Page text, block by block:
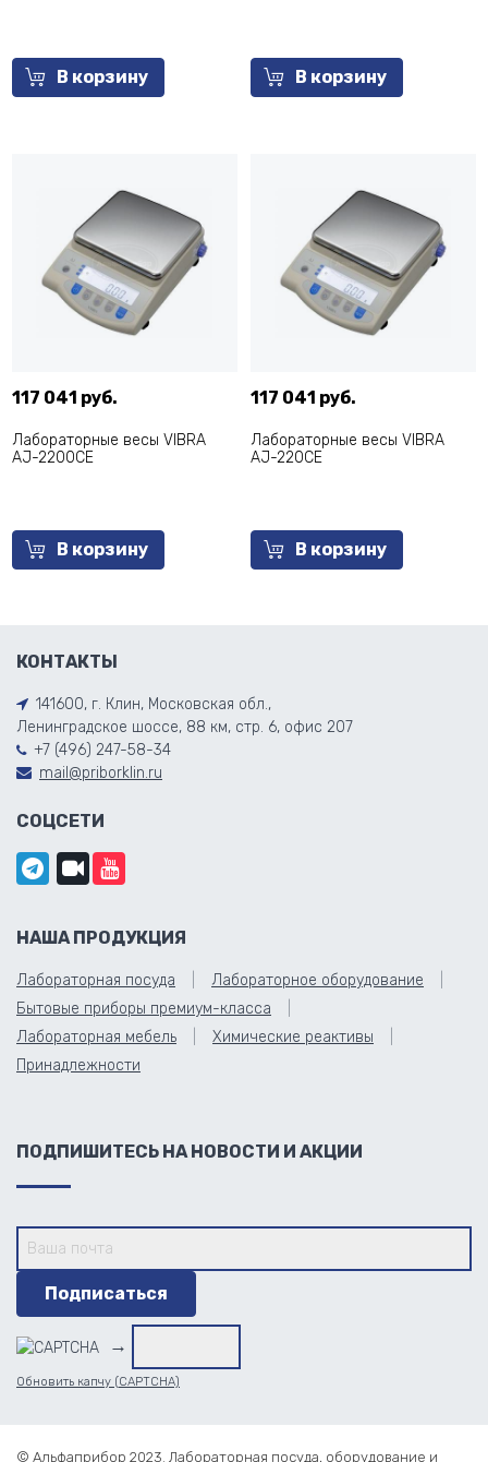
В корзину В корзину
117 041 руб.
Лабораторные весы VIBRA
AJ-2200CE
В корзину
117 041 руб.
Лабораторные весы VIBRA
AJ-220CE
В корзину
КОНТАКТЫ
141600, г. Клин, Московская обл.,
Ленинградское шоссе, 88 км, стр. 6, офис 207
+7 (496) 247-58-34
mail@priborklin.ru
СОЦСЕТИ
НАША ПРОДУКЦИЯ
Лабораторная посуда
Лабораторное оборудование
Бытовые приборы премиум-класса
Лабораторная мебель
Химические реактивы
Принадлежности
ПОДПИШИТЕСЬ НА НОВОСТИ И АКЦИИ
→
Обновить капчу (CAPTCHA)
© Альфаприбор 2023. Лабораторная посуда, оборудование и